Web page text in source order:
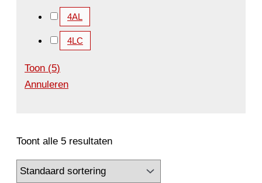
4AL
4LC
Toon (5)
Annuleren
Toont alle 5 resultaten